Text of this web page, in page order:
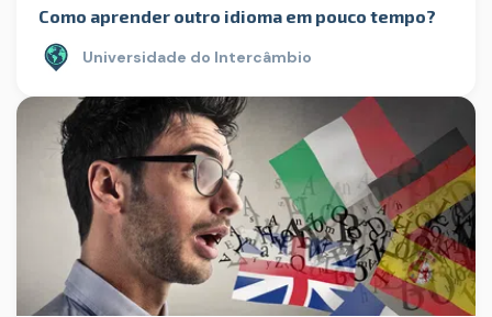
Como aprender outro idioma em pouco tempo?
Universidade do Intercâmbio